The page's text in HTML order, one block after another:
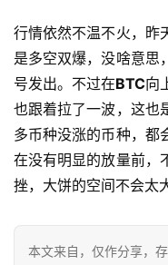
行情依然不温不火，昨
是多空双爆，没啥意思
号发出。不过在BTC向
也跟着拉了一波，这也
多币种没涨的币种，都
在没有明显的放量前，
挫，大饼的空间不会太
本文来自 ，仅作分享，